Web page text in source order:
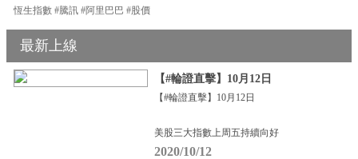
恆生指數 #騰訊 #阿里巴巴 #股價
最新上線
【#輪證直擊】10月12日
【#輪證直擊】10月12日
美股三大指數上周五持續向好
2020/10/12